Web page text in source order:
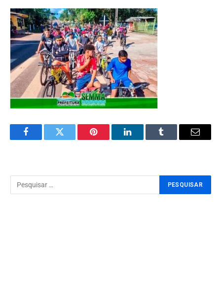
FacebookTwitter Pinterest LinkedInTumblr Email